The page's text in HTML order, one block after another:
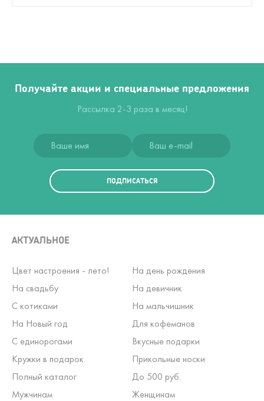
Получайте акции и специальные предложения
Рассылка 2-3 раза в месяц!
ПОДПИСАТЬСЯ
АКТУАЛЬНОЕ
Цвет настроения - лето!
На день рождения
На свадьбу
На девичник
С котиками
На мальчишник
На Новый год
Для кофеманов
С единорогами
Вкусные подарки
Кружки в подарок
Прикольные носки
Полный каталог
До 500 руб.
Мужчинам
Женщинам